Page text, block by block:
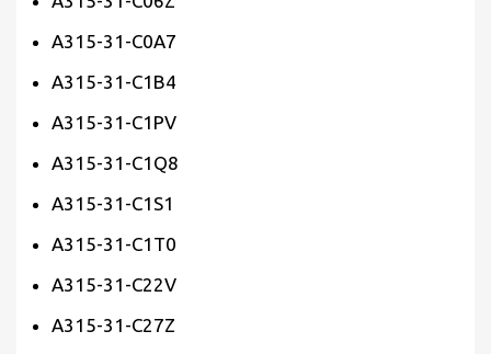
A315-31-C0A7
A315-31-C1B4
A315-31-C1PV
A315-31-C1Q8
A315-31-C1S1
A315-31-C1T0
A315-31-C22V
A315-31-C27Z